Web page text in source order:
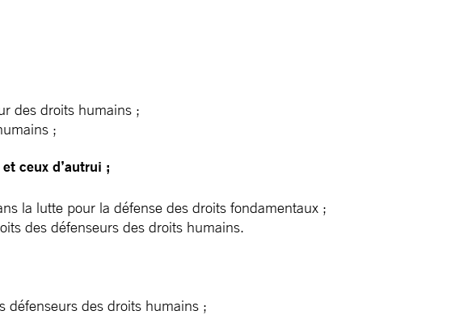
des droits humains ;
;
ceux d’autrui ;
la lutte pour la défense des droits fondamentaux ;
des défenseurs des droits humains.
défenseurs des droits humains ;